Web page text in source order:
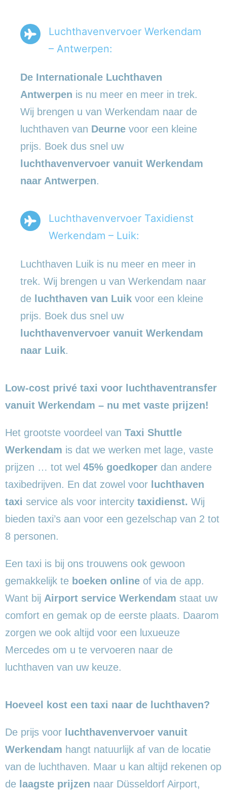
Luchthavenvervoer Werkendam
– Antwerpen:
De Internationale Luchthaven
Antwerpen is nu meer en meer in trek.
Wij brengen u van Werkendam naar de
luchthaven van Deurne voor een kleine
prijs. Boek dus snel uw
luchthavenvervoer vanuit Werkendam
naar Antwerpen.
Luchthavenvervoer Taxidienst
Werkendam – Luik:
Luchthaven Luik is nu meer en meer in
trek. Wij brengen u van Werkendam naar
de luchthaven van Luik voor een kleine
prijs. Boek dus snel uw
luchthavenvervoer vanuit Werkendam
naar Luik.
Low-cost privé taxi voor luchthaventransfer
vanuit Werkendam – nu met vaste prijzen!
Het grootste voordeel van Taxi Shuttle
Werkendam is dat we werken met lage, vaste
prijzen … tot wel 45% goedkoper dan andere
taxibedrijven. En dat zowel voor luchthaven
taxi service als voor intercity taxidienst. Wij
bieden taxi’s aan voor een gezelschap van 2 tot
8 personen.
Een taxi is bij ons trouwens ook gewoon
gemakkelijk te boeken online of via de app.
Want bij Airport service Werkendam staat uw
comfort en gemak op de eerste plaats. Daarom
zorgen we ook altijd voor een luxueuze
Mercedes om u te vervoeren naar de
luchthaven van uw keuze.
Hoeveel kost een taxi naar de luchthaven?
De prijs voor luchthavenvervoer vanuit
Werkendam hangt natuurlijk af van de locatie
van de luchthaven. Maar u kan altijd rekenen op
de laagste prijzen naar Düsseldorf Airport,